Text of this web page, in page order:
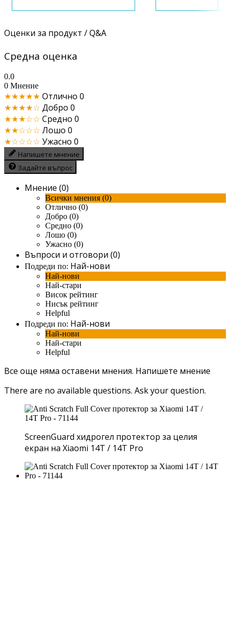
Оценки за продукт / Q&A
Средна оценка
0.0
0 Мнение
★★★★★ Отлично 0
★★★★☆ Добро 0
★★★☆☆ Средно 0
★★☆☆☆ Лошо 0
★☆☆☆☆ Ужасно 0
Напишете мнение
Задайте въпрос
Мнение (0)
Всички мнения (0)
Отлично (0)
Добро (0)
Средно (0)
Лошо (0)
Ужасно (0)
Въпроси и отговори (0)
Подреди по: Най-нови
Най-нови
Най-стари
Висок рейтинг
Нисък рейтинг
Helpful
Подреди по: Най-нови
Най-нови
Най-стари
Helpful
Все още няма оставени мнения. Напишете мнение
There are no available questions. Ask your question.
ScreenGuard хидрогел протектор за целия
екран на Xiaomi 14T / 14T Pro